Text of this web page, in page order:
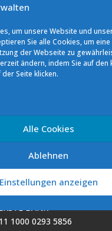
um unsere Website und
Sie alle Cookies, um eine
der Webseite zu
ändern, indem Sie auf den
Seite klicken.
Alle Cookies
Ablehnen
Einstellungen anzeigen
Bilder
Podersdorf (SVP)
See Südhafen
sv-podersdorf.at
BANK
1000 0293 5856